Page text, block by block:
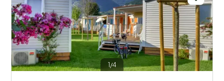
Regionen
1/4